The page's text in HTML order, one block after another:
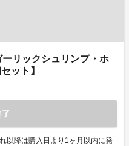
ーリックシュリンプ・ホ
ット】
以降は購入日より1ヶ月以内に発